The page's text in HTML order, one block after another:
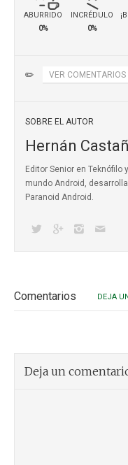
ABURRIDO
0%
INCRÉDULO
0%
✏️ VER COMENTARIOS
SOBRE EL AUTOR
Hernán
Editor Senior en Teknófilo
mundo Android,
Paranoid Android.
Comentarios DEJA
Deja un